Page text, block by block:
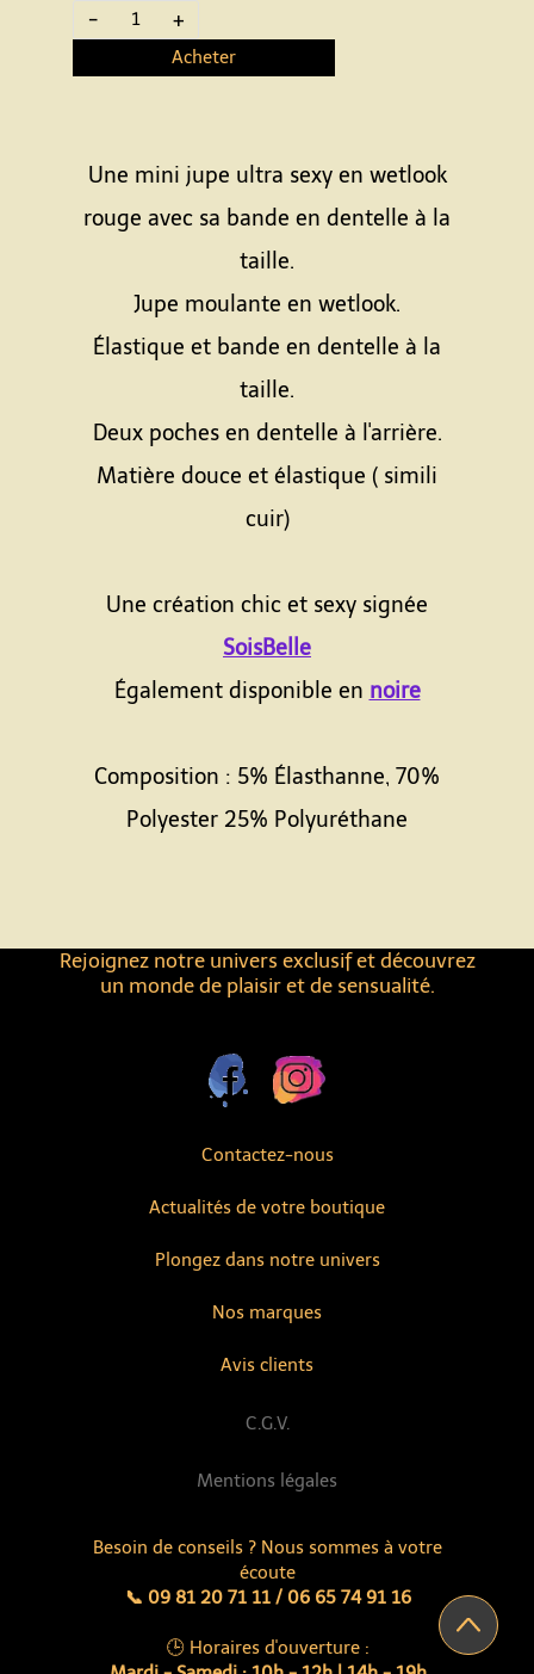
Contactez-nous
Actualités de votre boutique
Avis clients
Nos marques
Rejoignez notre univers exclusif et découvrez
un monde de plaisir et de sensualité.
Besoin de conseils ? Nous sommes à votre
écoute
📞 09 81 20 71 11 / 06 65 74 91 16
🕒 Horaires d'ouverture :
Plongez dans notre univers
Mentions légales
C.G.V.
- +
Acheter
Une mini jupe ultra sexy en wetlook
rouge avec sa bande en dentelle à la
taille.
Jupe moulante en wetlook.
Élastique et bande en dentelle à la
taille.
Deux poches en dentelle à l'arrière.
Matière douce et élastique ( simili
cuir)
Une création chic et sexy signée
SoisBelle
Également disponible en noire
Composition : 5% Élasthanne, 70%
Polyester 25% Polyuréthane